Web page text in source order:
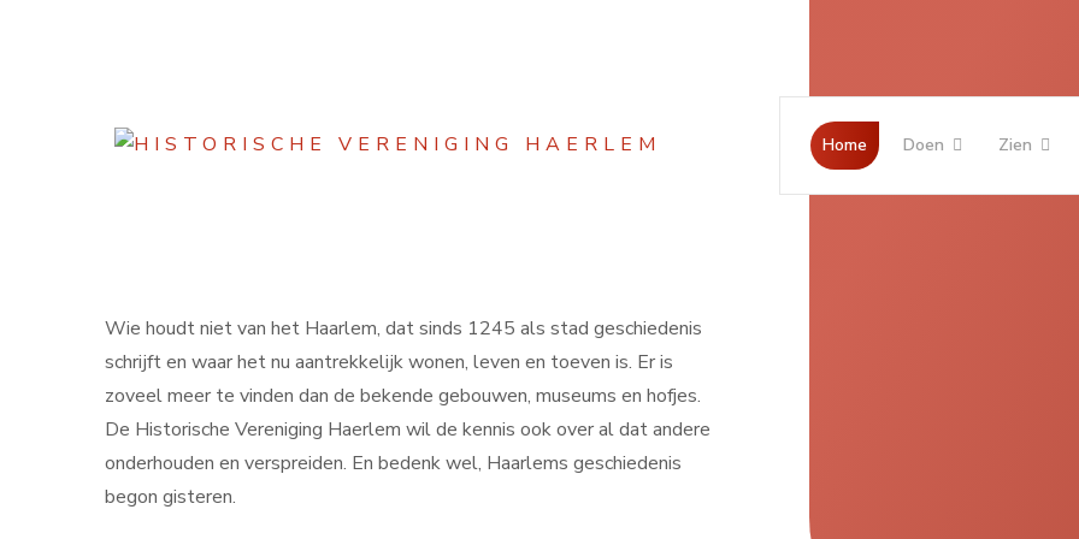
Home Doen Zien
Wie houdt niet van het Haarlem, dat sinds 1245 als stad geschiedenis
schrijft en waar het nu aantrekkelijk wonen, leven en toeven is. Er is
zoveel meer te vinden dan de bekende gebouwen, museums en hofjes.
De Historische Vereniging Haerlem wil de kennis ook over al dat andere
onderhouden en verspreiden. En bedenk wel, Haarlems geschiedenis
begon gisteren.